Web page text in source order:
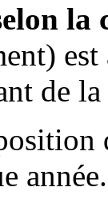
la
de
année.